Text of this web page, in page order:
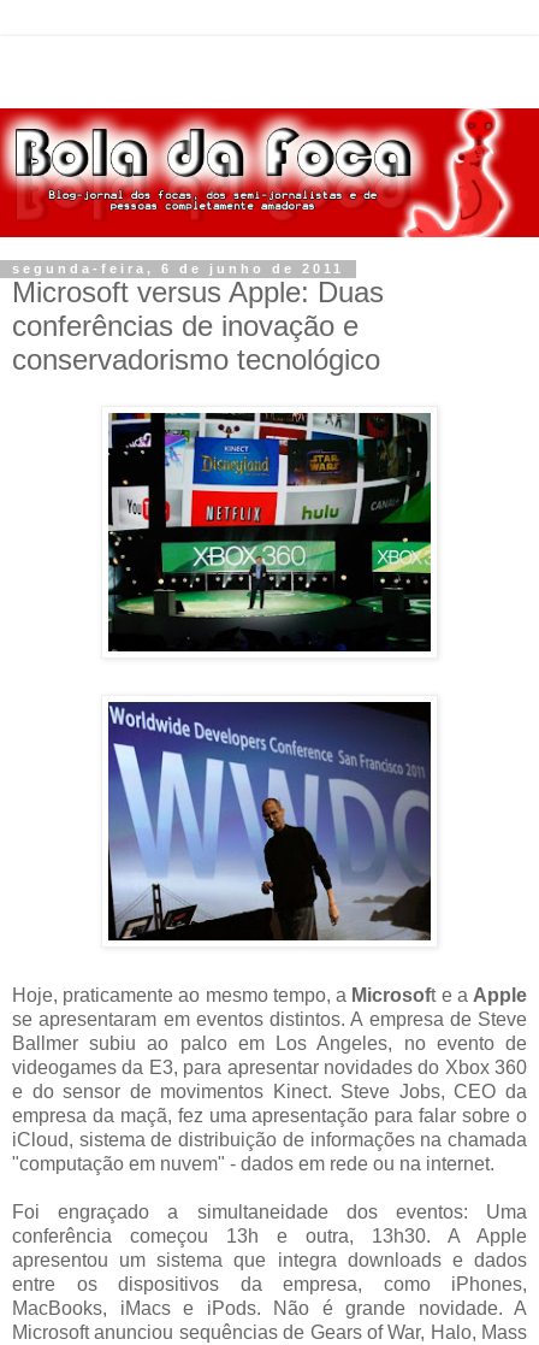
segunda-feira, 6 de junho de 2011
Microsoft versus Apple: Duas
conferências de inovação e
conservadorismo tecnológico
Hoje, praticamente ao mesmo tempo, a Microsoft e a Apple
se apresentaram em eventos distintos. A empresa de Steve
Ballmer subiu ao palco em Los Angeles, no evento de
videogames da E3, para apresentar novidades do Xbox 360
e do sensor de movimentos Kinect. Steve Jobs, CEO da
empresa da maçã, fez uma apresentação para falar sobre o
iCloud, sistema de distribuição de informações na chamada
"computação em nuvem" - dados em rede ou na internet.
Foi engraçado a simultaneidade dos eventos: Uma
conferência começou 13h e outra, 13h30. A Apple
apresentou um sistema que integra downloads e dados
entre os dispositivos da empresa, como iPhones,
MacBooks, iMacs e iPods. Não é grande novidade. A
Microsoft anunciou sequências de Gears of War, Halo, Mass